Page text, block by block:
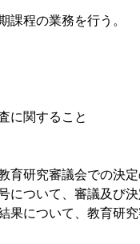
程の業務を行う。
に関すること
研究審議会での決定
ついて、審議及び決
について、教育研究